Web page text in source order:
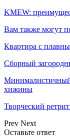
KMEW:
Вам также могут
Квартира с
Сборный
Минималистичный
хижины
Творческий
Prev Next
Оставьте ответ